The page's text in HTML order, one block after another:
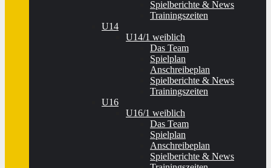
Spielberichte & News
Trainingszeiten
U14
U14/1 weiblich
Das Team
Spielplan
Anschreibeplan
Spielberichte & News
Trainingszeiten
U16
U16/1 weiblich
Das Team
Spielplan
Anschreibeplan
Spielberichte & News